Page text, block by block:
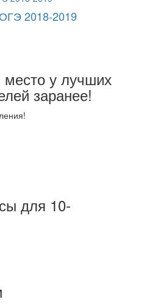
2018-2019
место у лучших
заранее!
для 10-